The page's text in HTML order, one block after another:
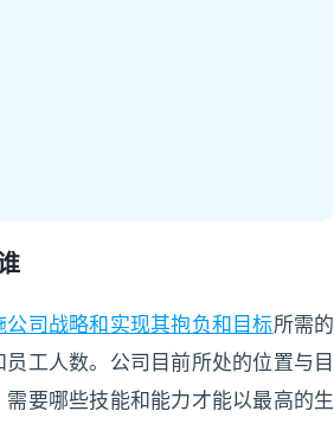
公司战略和实现其抱负和目标所需的
工人数。公司目前所处的位置与目
要哪些技能和能力才能以最高的生